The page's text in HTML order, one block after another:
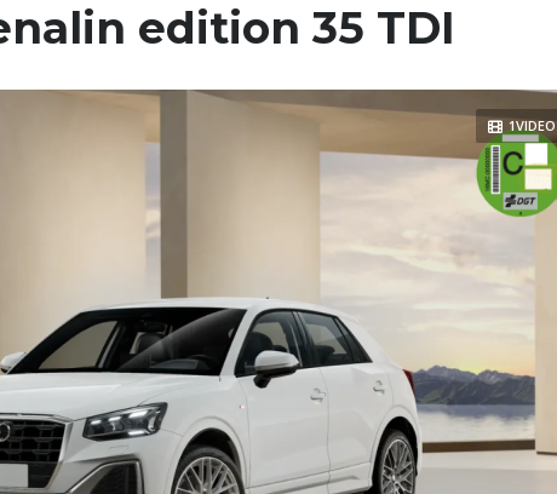
edition 35 TDI
1VIDEO